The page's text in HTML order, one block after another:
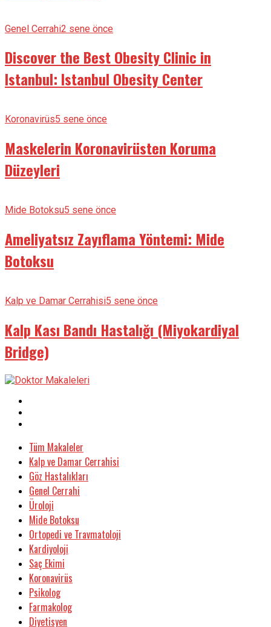
Genel Cerrahi2 sene önce
Discover the Best Obesity Clinic in
Istanbul: Istanbul Obesity Center
Koronavirüs5 sene önce
Maskelerin Koronavirüsten Koruma
Düzeyleri
Mide Botoksu5 sene önce
Ameliyatsız Zayıflama Yöntemi: Mide
Botoksu
Kalp ve Damar Cerrahisi5 sene önce
Kalp Kası Bandı Hastalığı (Miyokardiyal
Bridge)
Tüm Makaleler
Kalp ve Damar Cerrahisi
Göz Hastalıkları
Genel Cerrahi
Üroloji
Mide Botoksu
Ortopedi ve Travmatoloji
Kardiyoloji
Saç Ekimi
Koronavirüs
Psikolog
Farmakolog
Diyetisyen